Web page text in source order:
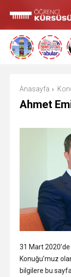
Anasayfa ›
Ahmet
31 Mart
Konuğu’muz
bilgilere bu